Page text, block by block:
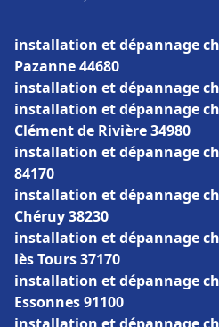
installation et dépannage
Pazanne 44680
installation et dépannage
installation et dépannage
Clément de Rivière 34980
installation et dépannage
84170
installation et dépannage
Chéruy 38230
installation et dépannage
lès Tours 37170
installation et dépannage
Essonnes 91100